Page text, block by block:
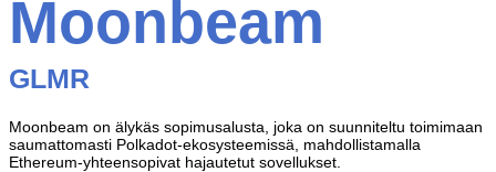
Moonbeam
GLMR
Moonbeam on älykäs sopimusalusta, joka on suunniteltu toimimaan
saumattomasti Polkadot-ekosysteemissä, mahdollistamalla
Ethereum-yhteensopivat hajautetut sovellukset.